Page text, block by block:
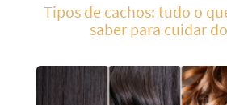
Tipos de cachos: tudo o
saber para cuidar